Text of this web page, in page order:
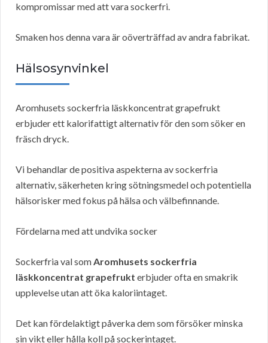
kompromissar med att vara sockerfri.
Smaken hos denna vara är oöverträffad av andra fabrikat.
Hälsosynvinkel
Aromhusets sockerfria läskkoncentrat grapefrukt
erbjuder ett kalorifattigt alternativ för den som söker en
fräsch dryck.
Vi behandlar de positiva aspekterna av sockerfria
alternativ, säkerheten kring sötningsmedel och potentiella
hälsorisker med fokus på hälsa och välbefinnande.
Fördelarna med att undvika socker
Sockerfria val somAromhusets sockerfria
läskkoncentrat grapefrukt erbjuder ofta en smakrik
upplevelse utan att öka kaloriintaget.
Det kan fördelaktigt påverka dem som försöker minska
sin vikt eller hålla koll på sockerintaget.